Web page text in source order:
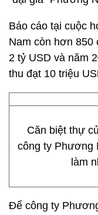
Báo cáo tại cuộc
Nam còn hơn 850
2 tỷ USD và năm
thu đạt 10 triệu
Căn biệt thự
công ty Phương
làm
Để công ty